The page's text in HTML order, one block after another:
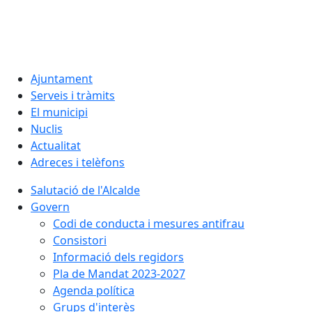
Ajuntament
Serveis i tràmits
El municipi
Nuclis
Actualitat
Adreces i telèfons
Salutació de l'Alcalde
Govern
Codi de conducta i mesures antifrau
Consistori
Informació dels regidors
Pla de Mandat 2023-2027
Agenda política
Grups d'interès